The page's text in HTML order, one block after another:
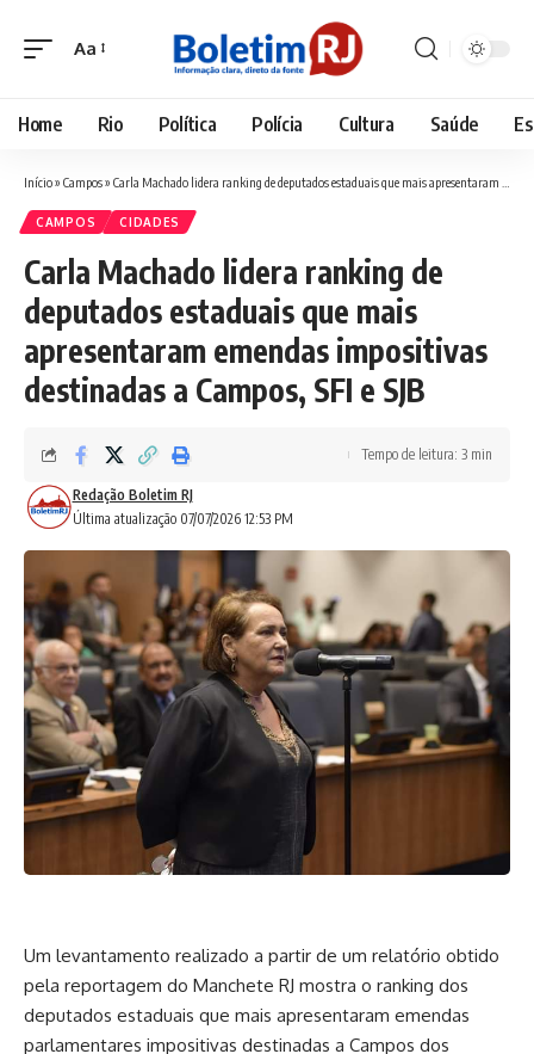
Font
Aa
Home Rio Política Polícia Cultura Saúde
Início» Campos» Carla Machado lidera ranking de deputados estaduais que mais apresentaram emendas impositivas destinadas a Campos, SFI e SJB
CAMPOS CIDADES
Carla Machado lidera ranking de
deputados estaduais que mais
apresentaram emendas impositivas
destinadas a Campos, SFI e SJB
Última atualização 07/07/2026 12:53 PM
Redação Boletim RJ
Tempo de leitura: 3 min
Um levantamento realizado a partir de um relatório obtido
pela reportagem do Manchete RJ mostra o ranking dos
deputados estaduais que mais apresentaram emendas
parlamentares impositivas destinadas a Campos dos